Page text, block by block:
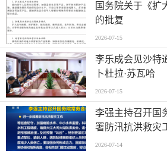
国务院关于《扩
的批复
2026-07-15
李乐成会见沙特
卜杜拉·苏瓦哈
2026-07-15
李强主持召开国
署防汛抗洪救灾
2026-07-14